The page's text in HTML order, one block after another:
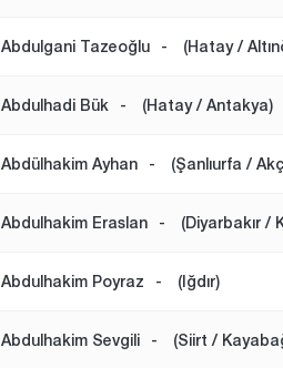
Abdulgani Tazeoğlu - (Hatay /
Abdulhadi Bük - (Hatay / Antakya)
Abdülhakim Ayhan - (Şanlıurfa /
Abdulhakim Eraslan - (Diyarbakır /
Abdulhakim Poyraz - (Iğdır)
Abdulhakim Sevgili - (Siirt /